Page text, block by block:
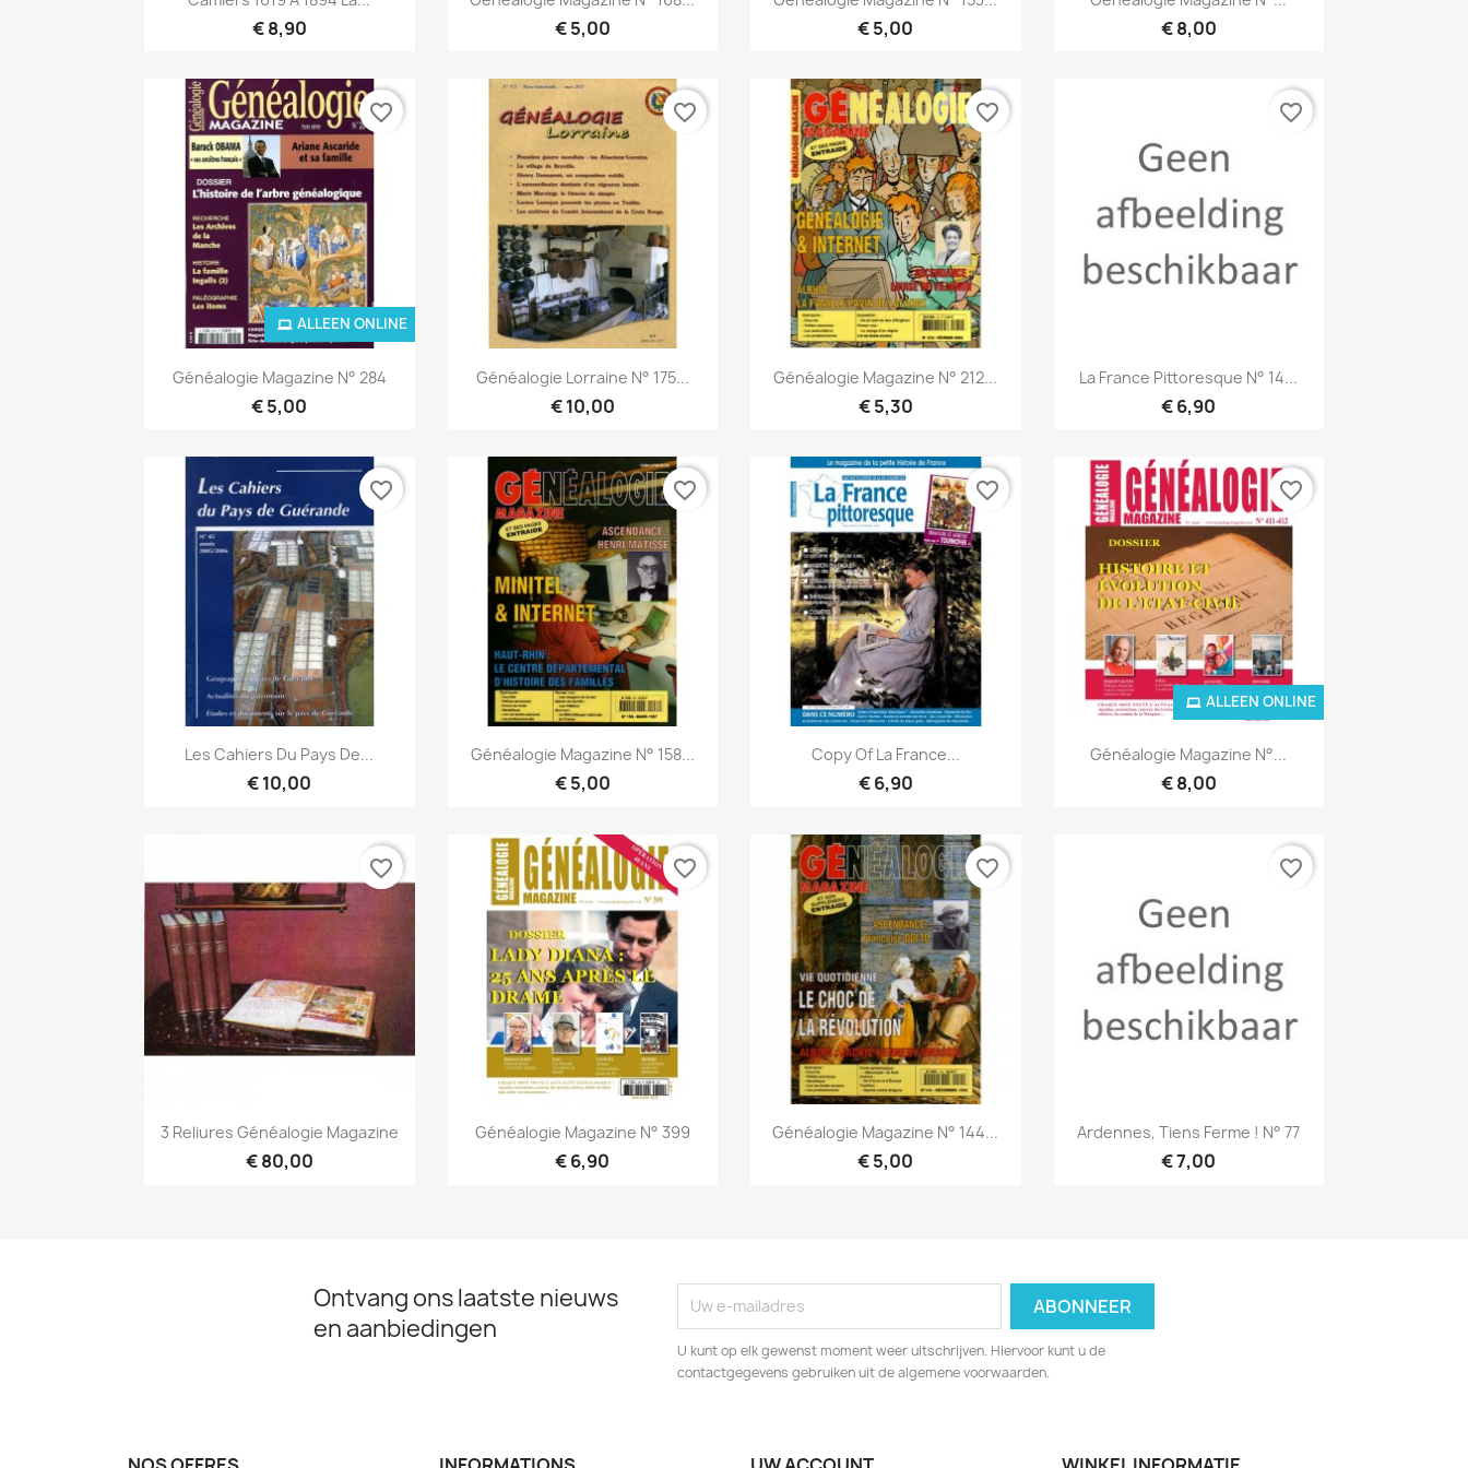
€ 8,90 € 5,00 € 5,00 € 8,00
Snel bekijken
Généalogie Magazine N° 284
€ 5,00
ALLEEN ONLINE
favorite_border
Snel bekijken
Généalogie Lorraine N° 175...
€ 10,00
favorite_border
Snel bekijken
Généalogie Magazine N° 212...
€ 5,30
favorite_border
Snel bekijken
La France Pittoresque N° 14...
€ 6,90
favorite_border
Snel bekijken
Les Cahiers Du Pays De...
€ 10,00
favorite_border
Snel bekijken
Généalogie Magazine N° 158...
€ 5,00
favorite_border
Snel bekijken
Copy Of La France...
€ 6,90
favorite_border
Snel bekijken
Généalogie Magazine N°...
€ 8,00
ALLEEN ONLINE
favorite_border
Snel bekijken
3 Reliures Généalogie Magazine
€ 80,00
favorite_border
Snel bekijken
Généalogie Magazine N° 399
€ 6,90
favorite_border
Snel bekijken
Généalogie Magazine N° 144...
€ 5,00
favorite_border
Snel bekijken
Ardennes, Tiens Ferme ! N° 77
€ 7,00
favorite_border
Ontvang ons laatste nieuws
en aanbiedingen
U kunt op elk gewenst moment weer uitschrijven. Hiervoor kunt u de
contactgegevens gebruiken uit de algemene voorwaarden.